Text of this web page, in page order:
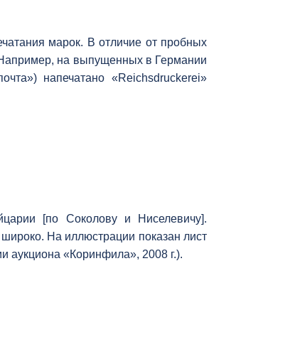
марок. В отличие от пробных
на выпущенных в Германии
напечатано «Reichsdruckerei»
[по Соколову и Ниселевичу].
На иллюстрации показан лист
аукциона «Коринфила», 2008 г.).